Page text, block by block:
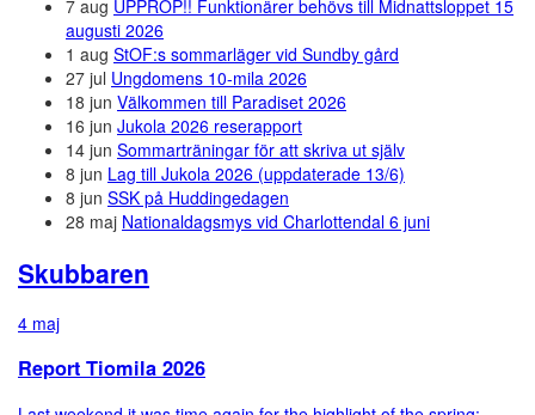
7 aug UPPROP!! Funktionärer behövs till Midnattsloppet 15
augusti 2026
1 aug StOF:s sommarläger vid Sundby gård
27 jul Ungdomens 10-mila 2026
18 jun Välkommen till Paradiset 2026
16 jun Jukola 2026 reserapport
14 jun Sommarträningar för att skriva ut själv
8 jun Lag till Jukola 2026 (uppdaterade 13/6)
8 jun SSK på Huddingedagen
28 maj Nationaldagsmys vid Charlottendal 6 juni
Skubbaren
4 maj
Report Tiomila 2026